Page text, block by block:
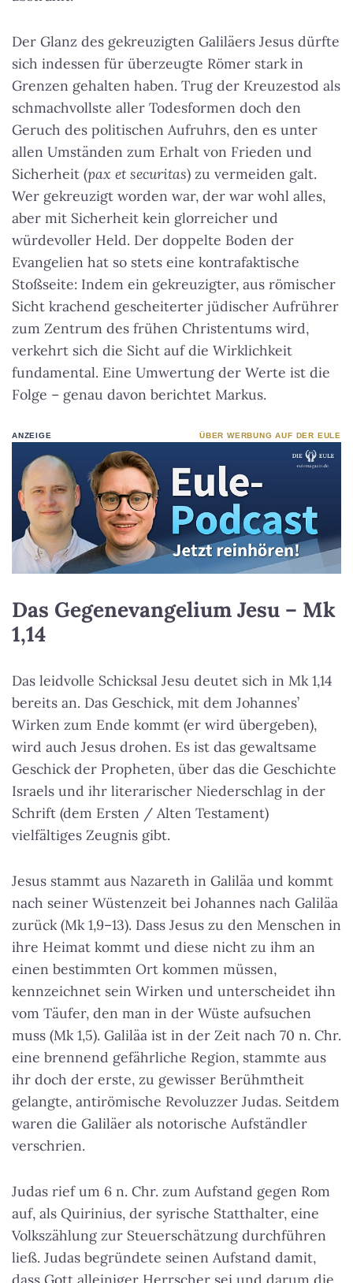
Der Glanz des gekreuzigten Galiläers Jesus dürfte
sich indessen für überzeugte Römer stark in
Grenzen gehalten haben. Trug der Kreuzestod als
schmachvollste aller Todesformen doch den
Geruch des politischen Aufruhrs, den es unter
allen Umständen zum Erhalt von Frieden und
Sicherheit (pax et securitas) zu vermeiden galt.
Wer gekreuzigt worden war, der war wohl alles,
aber mit Sicherheit kein glorreicher und
würdevoller Held. Der doppelte Boden der
Evangelien hat so stets eine kontrafaktische
Stoßseite: Indem ein gekreuzigter, aus römischer
Sicht krachend gescheiterter jüdischer Aufrührer
zum Zentrum des frühen Christentums wird,
verkehrt sich die Sicht auf die Wirklichkeit
fundamental. Eine Umwertung der Werte ist die
Folge – genau davon berichtet Markus.
ANZEIGE ÜBER WERBUNG AUF DER EULE
Das Gegenevangelium Jesu – Mk
1,14
Das leidvolle Schicksal Jesu deutet sich in Mk 1,14
bereits an. Das Geschick, mit dem Johannes’
Wirken zum Ende kommt (er wird übergeben),
wird auch Jesus drohen. Es ist das gewaltsame
Geschick der Propheten, über das die Geschichte
Israels und ihr literarischer Niederschlag in der
Schrift (dem Ersten / Alten Testament)
vielfältiges Zeugnis gibt.
Jesus stammt aus Nazareth in Galiläa und kommt
nach seiner Wüstenzeit bei Johannes nach Galiläa
zurück (Mk 1,9–13). Dass Jesus zu den Menschen in
ihre Heimat kommt und diese nicht zu ihm an
einen bestimmten Ort kommen müssen,
kennzeichnet sein Wirken und unterscheidet ihn
vom Täufer, den man in der Wüste aufsuchen
muss (Mk 1,5). Galiläa ist in der Zeit nach 70 n. Chr.
eine brennend gefährliche Region, stammte aus
ihr doch der erste, zu gewisser Berühmtheit
gelangte, antirömische Revoluzzer Judas. Seitdem
waren die Galiläer als notorische Aufständler
verschrien.
Judas rief um 6 n. Chr. zum Aufstand gegen Rom
auf, als Quirinius, der syrische Statthalter, eine
Volkszählung zur Steuerschätzung durchführen
ließ. Judas begründete seinen Aufstand damit,